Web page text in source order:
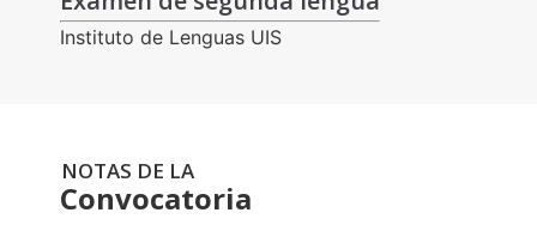
Instituto de Lenguas UIS
NOTAS DE LA
Convocatoria